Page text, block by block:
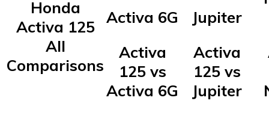
Honda
Activa 125
All
Comparisons
Activa 6G
Activa
125 vs
Activa 6G
Jupiter
Activa
125 vs
Jupiter